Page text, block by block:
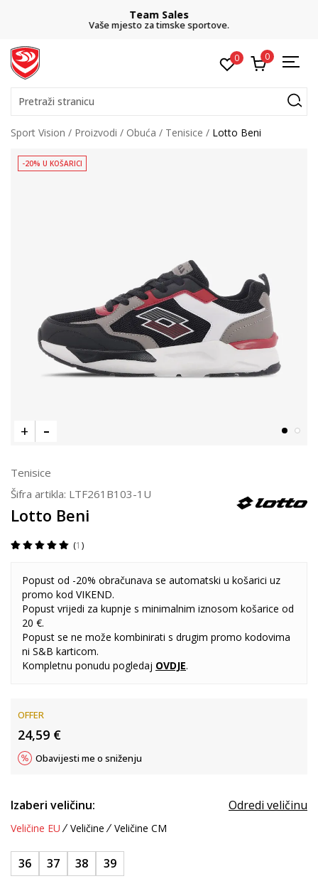
Team Sales
Vaše mjesto za timske sportove.
0 0
Pretraži stranicu
Sport Vision Proizvodi Obuća Tenisice Lotto Beni
-20% U KOŠARICI
Tenisice
Šifra artikla: LTF261B103-1U
Lotto Beni
1
Popust od -20% obračunava se automatski u košarici uz
promo kod VIKEND.
Popust vrijedi za kupnje s minimalnim iznosom košarice od
20 €.
Popust se ne može kombinirati s drugim promo kodovima
ni S&B karticom.
Kompletnu ponudu pogledaj OVDJE.
OFFER
24,59 €
Obavijesti me o sniženju
Izaberi veličinu: Odredi veličinu
Veličine EU Veličine Veličine CM
36 37 38 39